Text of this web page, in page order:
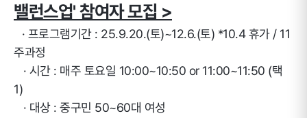
밸런스업' 참여자 모집 >
· 프로그램기간 : 25.9.20.(토)~12.6.(토) *10.4 휴가 / 11
주과정
· 시간 : 매주 토요일 10:00~10:50 or 11:00~11:50 (택
1)
· 대상 : 중구민 50~60대 여성